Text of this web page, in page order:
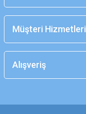
Müşteri Hizmetleri
Alışveriş